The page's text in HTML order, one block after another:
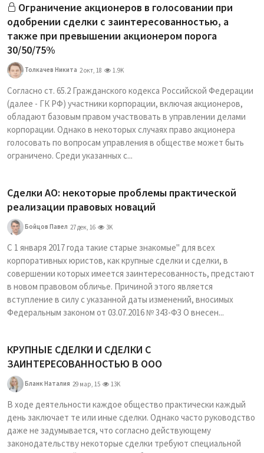
Ограничение акционеров в голосовании при
одобрении сделки с заинтересованностью, а
также при превышении акционером порога
30/50/75%
Толкачев Никита 2 окт, 18 1.9K
Согласно ст. 65.2 Гражданского кодекса Российской Федерации
(далее - ГК РФ) участники корпорации, включая акционеров,
обладают базовым правом участвовать в управлении делами
корпорации. Однако в некоторых случаях право акционера
голосовать по вопросам управления в обществе может быть
ограничено. Среди указанных с...
Сделки АО: некоторые проблемы практической
реализации правовых новаций
Бойцов Павел 27 дек, 16 3K
С 1 января 2017 года такие старые знакомые" для всех
корпоративных юристов, как крупные сделки и сделки, в
совершении которых имеется заинтересованность, предстают
в новом правовом обличье. Причиной этого является
вступление в силу с указанной даты изменений, вносимых
Федеральным законом от 03.07.2016 № 343-ФЗ О внесен...
КРУПНЫЕ СДЕЛКИ И СДЕЛКИ С
ЗАИНТЕРЕСОВАННОСТЬЮ В ООО
Бланк Наталия 29 мар, 15 13K
В ходе деятельности каждое общество практически каждый
день заключает те или иные сделки. Однако часто руководство
даже не задумывается, что согласно действующему
законодательству некоторые сделки требуют специальной